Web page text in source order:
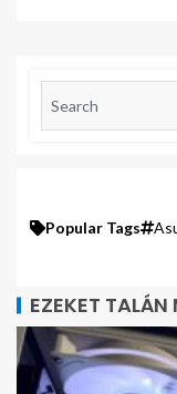
Popular Tags
EZEKET